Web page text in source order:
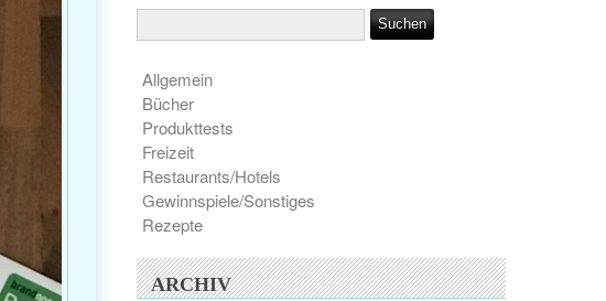
Allgemein
Bücher
Produkttests
Freizeit
Restaurants/Hotels
Gewinnspiele/Sonstiges
Rezepte
ARCHIV